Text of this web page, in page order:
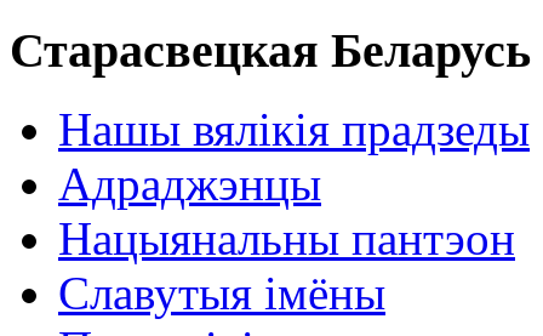
Старасвецкая Беларусь
Нашы вялікія прадзеды
Адраджэнцы
Нацыянальны пантэон
Славутыя імёны